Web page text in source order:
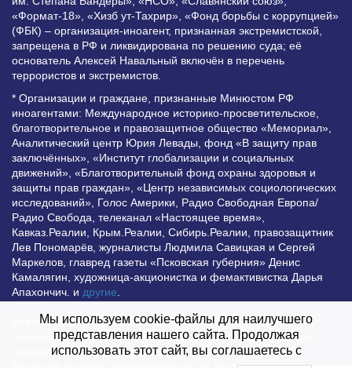
«Формат-18», «Хизб ут-Тахрир», «Фонд борьбы с коррупцией»
(ФБК) – организация-иноагент, признанная экстремистской,
запрещена в РФ и ликвидирована по решению суда; её
основатель Алексей Навальный включён в перечень
террористов и экстремистов.
* Организации и граждане, признанные Минюстом РФ
иноагентами: Международное историко-просветительское,
благотворительное и правозащитное общество «Мемориал»,
Аналитический центр Юрия Левады, фонд «В защиту прав
заключённых», «Институт глобализации и социальных
движений», «Благотворительный фонд охраны здоровья и
защиты прав граждан», «Центр независимых социологических
исследований», Голос Америки, Радио Свободная Европа/
Радио Свобода, телеканал «Настоящее время»,
Кавказ.Реалии, Крым.Реалии, Сибирь.Реалии, правозащитник
Лев Пономарёв, журналисты Людмила Савицкая и Сергей
Маркелов, главред газеты «Псковская губерния» Денис
Камалягин, художница-акционистка и фемактивистка Дарья
Апахончич. и другие.
Все права защищены и охраняются законом. Любое
использование материалов сайта допустимо при условии
наличия активной гиперссылки на Vesti.UZ.
Мы используем cookie-файлы для наилучшего
представления нашего сайта. Продолжая
использовать этот сайт, вы соглашаетесь с